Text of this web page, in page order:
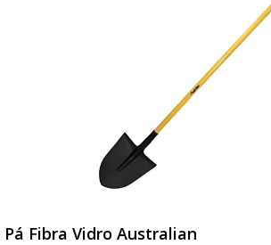
Pá Fibra Vidro Australian